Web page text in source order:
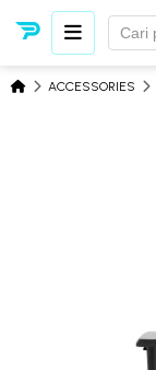
ACCESSORIES